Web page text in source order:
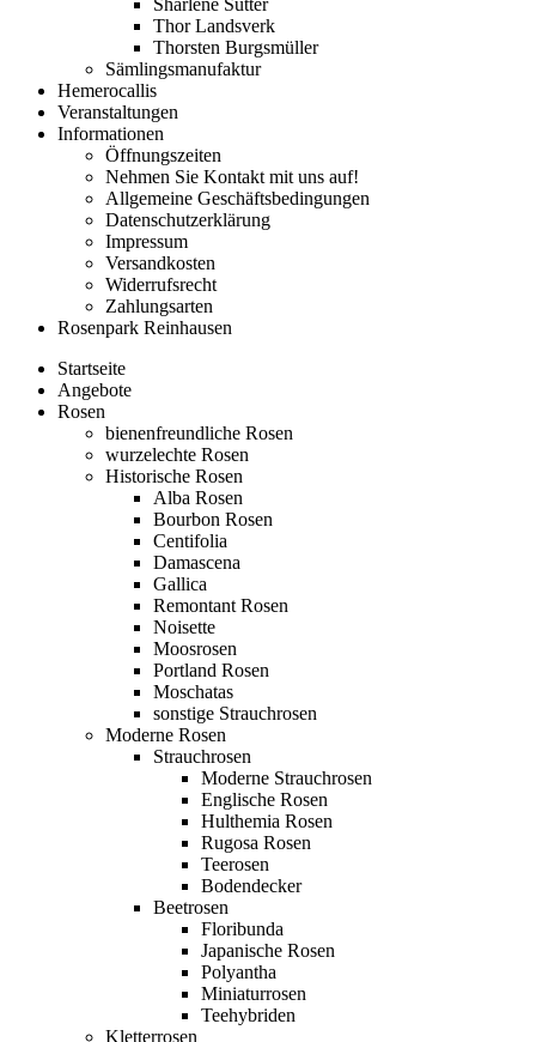
Sharlene Sutter
Thor Landsverk
Thorsten Burgsmüller
Sämlingsmanufaktur
Hemerocallis
Veranstaltungen
Informationen
Öffnungszeiten
Nehmen Sie Kontakt mit uns auf!
Allgemeine Geschäftsbedingungen
Datenschutzerklärung
Impressum
Versandkosten
Widerrufsrecht
Zahlungsarten
Rosenpark Reinhausen
Startseite
Angebote
Rosen
bienenfreundliche Rosen
wurzelechte Rosen
Historische Rosen
Alba Rosen
Bourbon Rosen
Centifolia
Damascena
Gallica
Remontant Rosen
Noisette
Moosrosen
Portland Rosen
Moschatas
sonstige Strauchrosen
Moderne Rosen
Strauchrosen
Moderne Strauchrosen
Englische Rosen
Hulthemia Rosen
Rugosa Rosen
Teerosen
Bodendecker
Beetrosen
Floribunda
Japanische Rosen
Polyantha
Miniaturrosen
Teehybriden
Kletterrosen